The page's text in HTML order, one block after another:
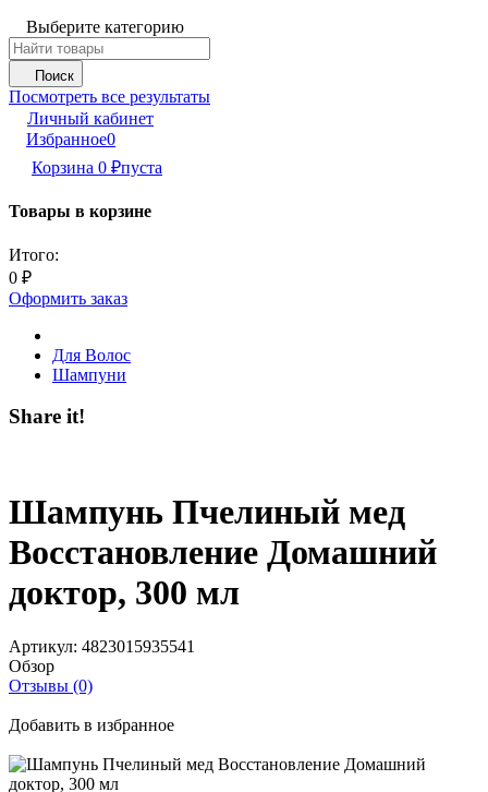
Выберите категорию
Поиск
Посмотреть все результаты
Личный кабинет
Избранное0
Корзина 0 ₽пуста
Товары в корзине
Итого:
0 ₽
Оформить заказ
Для Волос
Шампуни
Share it!
Шампунь Пчелиный мед
Восстановление Домашний
доктор, 300 мл
Артикул: 4823015935541
Обзор
Отзывы (0)
Добавить в избранное